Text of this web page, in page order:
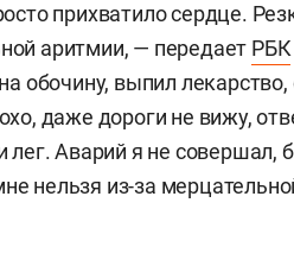
прихватило сердце.
аритмии, — передает РБК
обочину, выпил лекарство,
даже дороги не вижу,
лег. Аварий я не совершал,
нельзя из-за